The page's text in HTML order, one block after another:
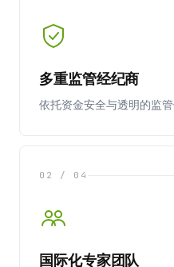
多重监管经纪商
依托资金安全与透明的监
02 / 04
国际化专家团队